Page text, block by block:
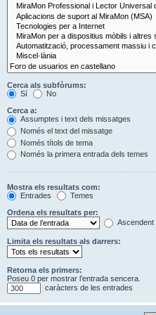
Cerca als subfòrums:
Sí
No
Cerca a:
Assumptes i text dels missatges
Només el text del missatge
Només títols de tema
Només la primera entrada dels temes
Mostra els resultats com:
Entrades
Temes
Ordena els resultats per:
Ascendent
Limita els resultats als darrers:
Retorna els primers:
Poseu 0 per mostrar l’entrada sencera.
caràcters de les entrades